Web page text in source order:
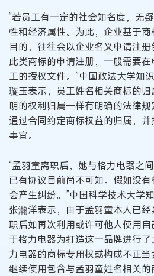
“若员工有一定的社会知名度，无
性和经济属性。为此，企业基于
目的，往往会以企业名义申请注
此类商标的申请注册，一般需要
工的授权文件。”中国政法大学知
璇玉表示，员工姓名相关商标的
明的权利归属一样有明确的法律
通过合同约定商标权益的归属，
事宜。
“孟羽童离职后，她与格力电器之
已有协议目前尚不可知。假如没
会产生纠纷。”中国科学技术大学
张瀚洋表示，由于孟羽童本人已
职后如再次利用或许可他人使用
于格力电器为打造这一品牌进行
力电器的商标专用权或构成不正
继续使用包含与孟羽童姓名相关